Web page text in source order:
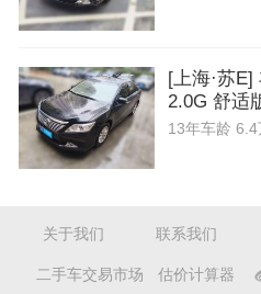
[上海·苏
2.0G 舒适
13年车龄 6.4
关于我们 联系我们
二手车交易市场 估价计算器